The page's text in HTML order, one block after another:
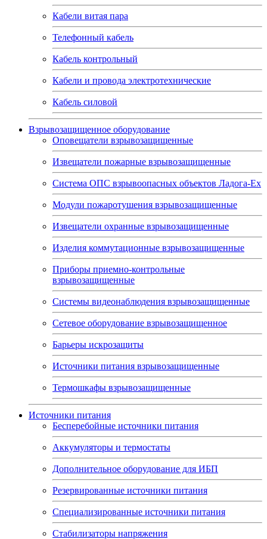
Кабели витая пара
Телефонный кабель
Кабель контрольный
Кабели и провода электротехнические
Кабель силовой
Взрывозащищенное оборудование
Оповещатели взрывозащищенные
Извещатели пожарные взрывозащищенные
Система ОПС взрывоопасных объектов Ладога-Ex
Модули пожаротушения взрывозащищенные
Извещатели охранные взрывозащищенные
Изделия коммутационные взрывозащищенные
Приборы приемно-контрольные
взрывозащищенные
Системы видеонаблюдения взрывозащищенные
Сетевое оборудование взрывозащищенное
Барьеры искрозащиты
Источники питания взрывозащищенные
Термошкафы взрывозащищенные
Источники питания
Бесперебойные источники питания
Аккумуляторы и термостаты
Дополнительное оборудование для ИБП
Резервированные источники питания
Специализированные источники питания
Стабилизаторы напряжения